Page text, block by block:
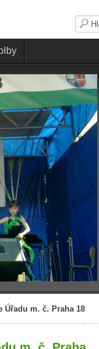
Úřadu m. č. Praha 18